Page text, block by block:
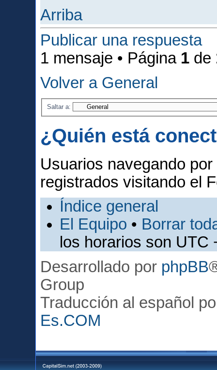
Arriba
Publicar una respuesta
1 mensaje • Página 1 de
Volver a General
Saltar a:
¿Quién está
Usuarios navegando
registrados visitando el
Índice general
El Equipo • Borrar
los horarios son UTC
Desarrollado por phpBB
Group
Traducción al español
Es.COM